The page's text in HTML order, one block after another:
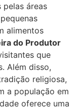
áreas
alimentos
do Produtor
que
Além disso,
religiosa,
a população em
oferece uma